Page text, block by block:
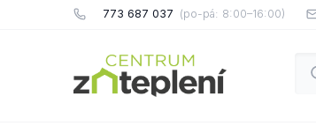
773 687 037